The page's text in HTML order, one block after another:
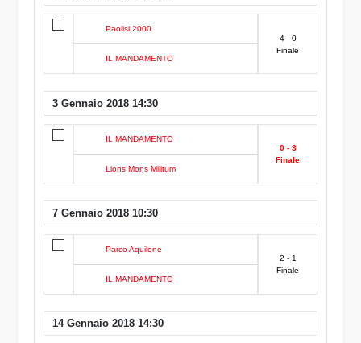
Paolisi 2000
IL MANDAMENTO
4 - 0
Finale
3 Gennaio 2018 14:30
IL MANDAMENTO
Lions Mons Militum
0 - 3
Finale
7 Gennaio 2018 10:30
Parco Aquilone
IL MANDAMENTO
2 - 1
Finale
14 Gennaio 2018 14:30